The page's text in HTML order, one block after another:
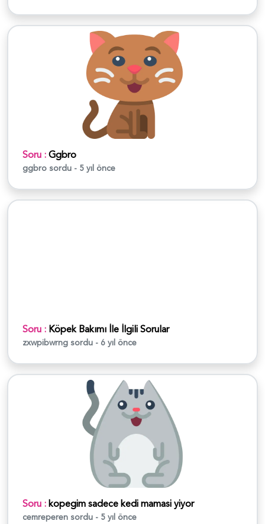
Soru :Ggbro
ggbro sordu - 5 yıl önce
Soru : Köpek Bakımı İle İlgili Sorular
zxwpibwrng sordu - 6 yıl önce
Soru :kopegim sadece kedi mamasi yiyor
cemreperen sordu - 5 yıl önce